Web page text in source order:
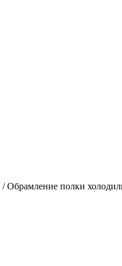
/Обрамление полки